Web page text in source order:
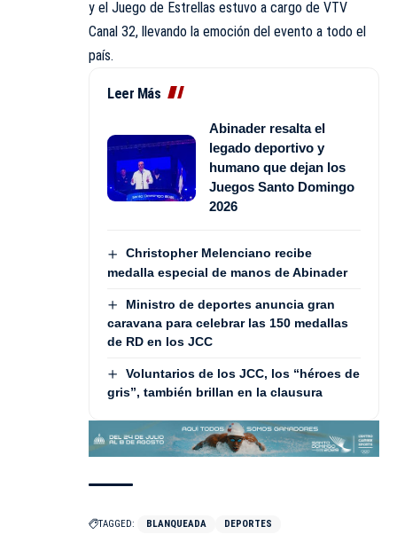
y el Juego de Estrellas estuvo a cargo de VTV
Canal 32, llevando la emoción del evento a todo el
país.
Leer Más
Abinader resalta el
legado deportivo y
humano que dejan los
Juegos Santo Domingo
2026
Christopher Melenciano recibe
medalla especial de manos de Abinader
Ministro de deportes anuncia gran
caravana para celebrar las 150 medallas
de RD en los JCC
Voluntarios de los JCC, los “héroes de
gris”, también brillan en la clausura
TAGGED: BLANQUEADA DEPORTES